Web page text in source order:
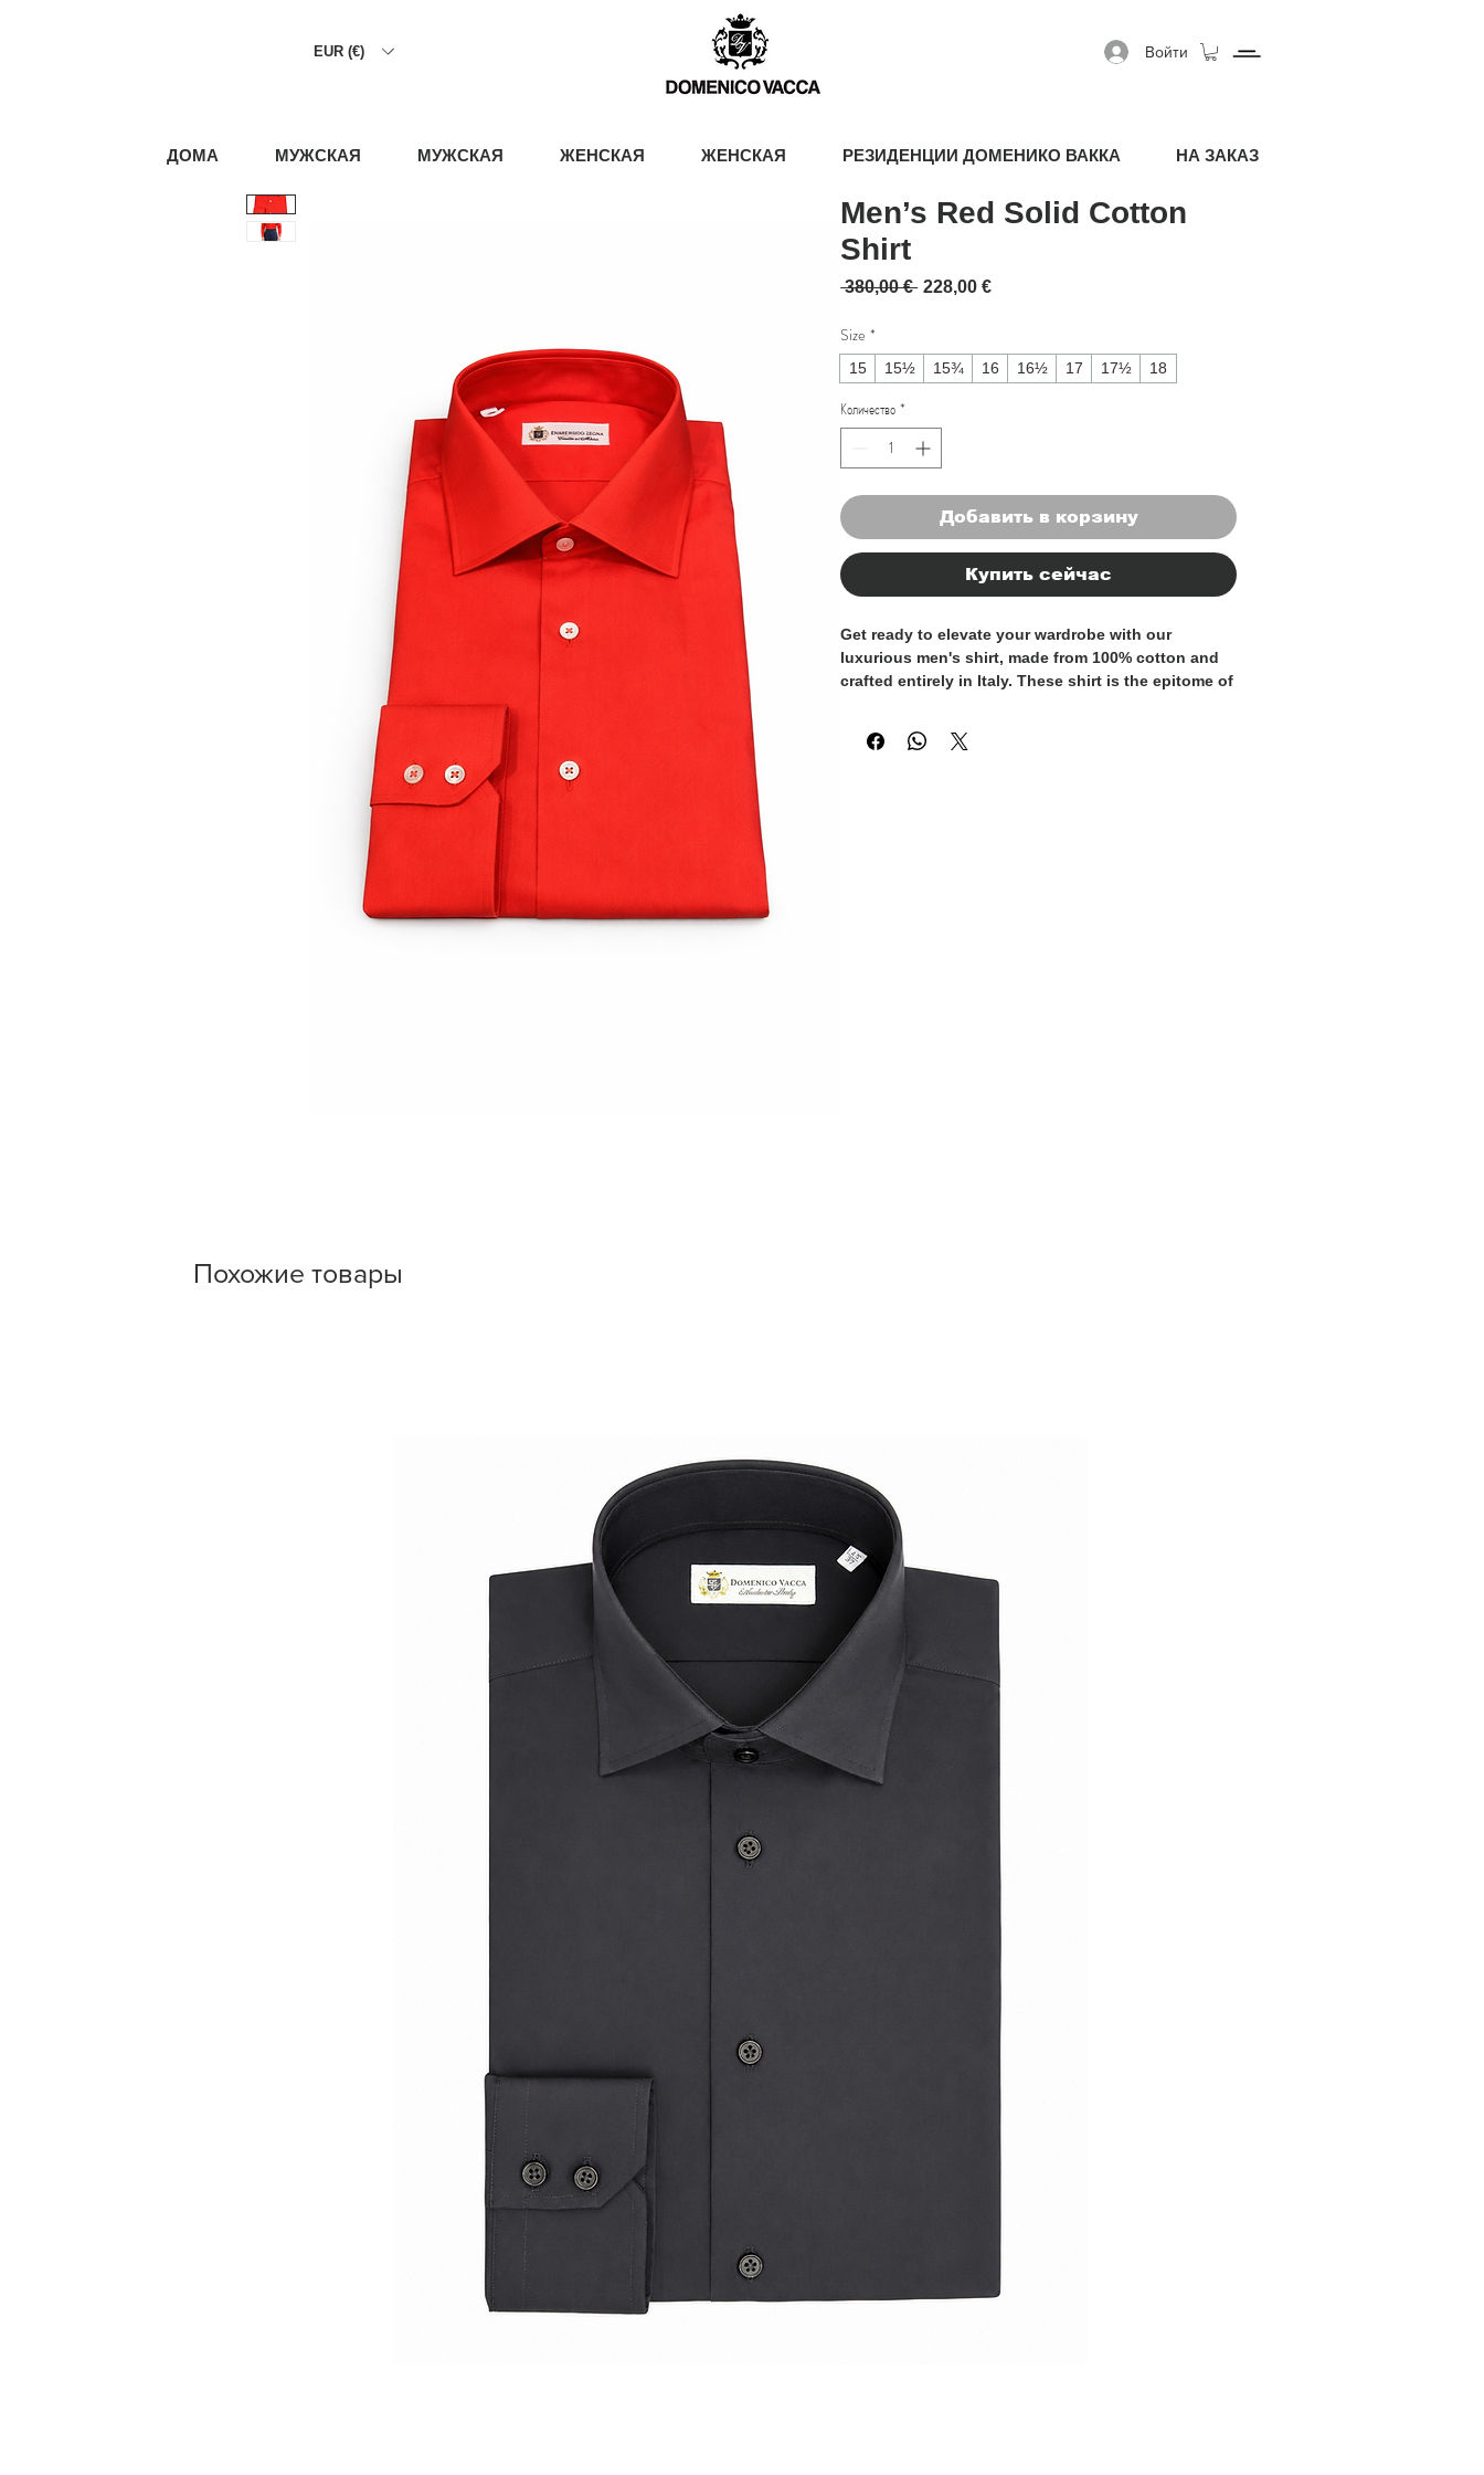
EUR (€) Войти
ДОМА МУЖСКАЯ МУЖСКАЯ ЖЕНСКАЯ ЖЕНСКАЯ РЕЗИДЕНЦИИ ДОМЕНИКО ВАККА НА ЗАКАЗ
Men’s Red Solid Cotton
Shirt
380,00 € Обычная цена
228,00 €Спеццена
Size *
15 15½ 15¾ 16 16½ 17 17½ 18
Количество *
Добавить в корзину
Купить сейчас
Get ready to elevate your wardrobe with our
luxurious men's shirt, made from 100% cotton and
crafted entirely in Italy. These shirt is the epitome of
classic design and superior craftsmanship make
Похожие товары